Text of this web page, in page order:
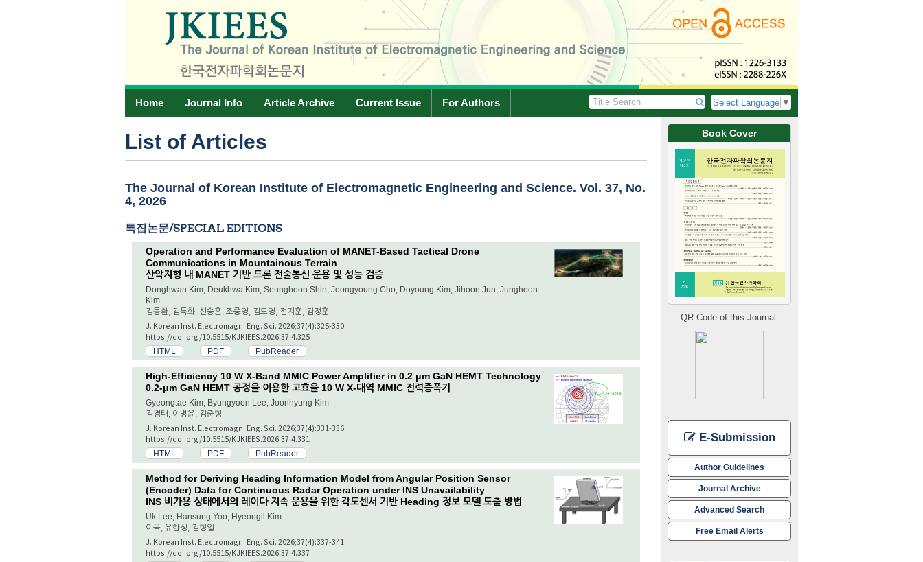
Home Journal Info Article Archive Current Issue For Authors Select Language ▼
Book Cover
QR Code of this Journal:
E-Submission
Author Guidelines
Journal Archive
Advanced Search
Free Email Alerts
List of Articles
The Journal of Korean Institute of Electromagnetic Engineering and Science. Vol. 37, No.
4, 2026
특집논문/SPECIAL EDITIONS
Operation and Performance Evaluation of MANET-Based Tactical Drone
Communications in Mountainous Terrain
산악지형 내 MANET 기반 드론 전술통신 운용 및 성능 검증
Donghwan Kim, Deukhwa Kim, Seunghoon Shin, Joongyoung Cho, Doyoung Kim, Jihoon Jun, Junghoon
Kim
김동환, 김득화, 신승훈, 조중영, 김도영, 전지훈, 김정훈
J. Korean Inst. Electromagn. Eng. Sci. 2026;37(4):325-330.
https://doi.org/10.5515/KJKIEES.2026.37.4.325
HTML PDF PubReader
High-Efficiency 10 W X-Band MMIC Power Amplifier in 0.2 μm GaN HEMT Technology
0.2-μm GaN HEMT 공정을 이용한 고효율 10 W X-대역 MMIC 전력증폭기
Gyeongtae Kim, Byungyoon Lee, Joonhyung Kim
김경태, 이병윤, 김준형
J. Korean Inst. Electromagn. Eng. Sci. 2026;37(4):331-336.
https://doi.org/10.5515/KJKIEES.2026.37.4.331
HTML PDF PubReader
Method for Deriving Heading Information Model from Angular Position Sensor
(Encoder) Data for Continuous Radar Operation under INS Unavailability
INS 비가용 상태에서의 레이다 지속 운용을 위한 각도센서 기반 Heading 정보 모델 도출 방법
Uk Lee, Hansung Yoo, Hyeongil Kim
이욱, 유한성, 김형일
J. Korean Inst. Electromagn. Eng. Sci. 2026;37(4):337-341.
https://doi.org/10.5515/KJKIEES.2026.37.4.337